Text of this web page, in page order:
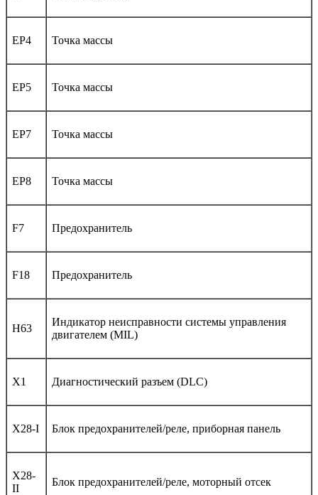
EP4 Точка массы
EP5 Точка массы
EP7 Точка массы
EP8 Точка массы
F7 Предохранитель
F18 Предохранитель
H63
Индикатор неисправности системы управления
двигателем (MIL)
X1 Диагностический разъем (DLC)
X28-I Блок предохранителей/реле, приборная панель
X28-
II
Блок предохранителей/реле, моторный отсек